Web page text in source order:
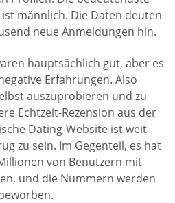
männlich. Die Daten deuten
neue Anmeldungen hin.
hauptsächlich gut, aber es
Erfahrungen. Also
auszuprobieren und zu
Echtzeit-Rezension aus der
Dating-Website ist weit
zu sein. Im Gegenteil, es hat
von Benutzern mit
und die Nummern werden